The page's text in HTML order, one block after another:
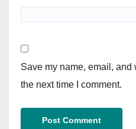
Save my name, email,
the next time I comment.